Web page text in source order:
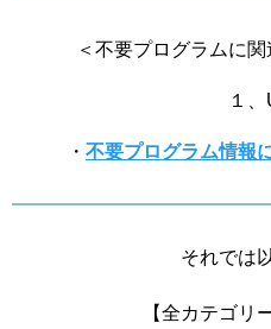
＜不要プログラムに
１
・ 不要プログラム情報
それでは
【全カテゴリ